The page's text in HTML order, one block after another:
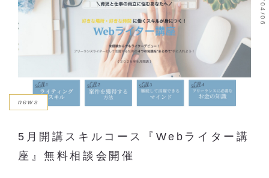
news
5月開講スキルコース『Webライター講
座』無料相談会開催